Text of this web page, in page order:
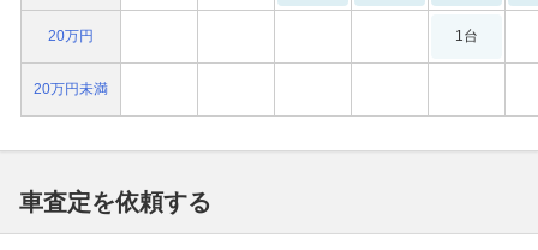
20万円
20万円未満
1台
車査定を依頼する